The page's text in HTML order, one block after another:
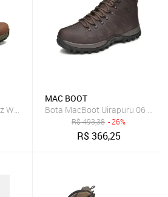
Waterproof Marrom Masculino
MAC BOOT
Bota MacBoot Uirapuru 06
R$493,38 - 26%
R$366,25